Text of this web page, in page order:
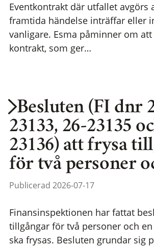
Eventkontrakt där utfallet avgörs
framtida händelse inträffar eller
vanligare. Esma påminner om att
kontrakt, som ger…
Besluten (FI dnr
23133, 26-23135
23136) att frysa
för två personer
Publicerad 2026-07-17
Finansinspektionen har fattat
tillgångar för två personer och
ska frysas. Besluten grundar sig